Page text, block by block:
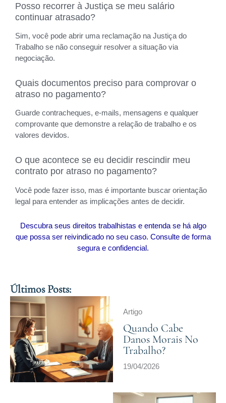
Posso recorrer à Justiça se meu salário
continuar atrasado?
Sim, você pode abrir uma reclamação na Justiça do
Trabalho se não conseguir resolver a situação via
negociação.
Quais documentos preciso para comprovar o
atraso no pagamento?
Guarde contracheques, e-mails, mensagens e qualquer
comprovante que demonstre a relação de trabalho e os
valores devidos.
O que acontece se eu decidir rescindir meu
contrato por atraso no pagamento?
Você pode fazer isso, mas é importante buscar orientação
legal para entender as implicações antes de decidir.
Descubra seus direitos trabalhistas e entenda se há algo
que possa ser reivindicado no seu caso. Consulte de forma
segura e confidencial.
Últimos Posts:
Artigo
Quando Cabe
Danos Morais No
Trabalho?
19/04/2026